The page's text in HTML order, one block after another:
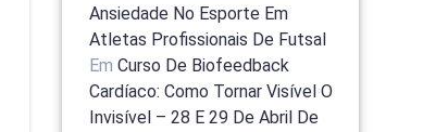
Ansiedade No Esporte Em
Atletas Profissionais De Futsal
EmCurso De Biofeedback
Cardíaco: Como Tornar Visível O
Invisível – 28 E 29 De Abril De